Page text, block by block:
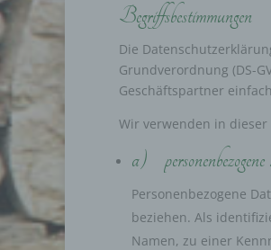
Begriffsbestimmungen
Die
Grundverordnung (DS-
Geschäftspartner
Wir verwenden in
a)
Personenbezogene
beziehen. Als
Namen, zu einer